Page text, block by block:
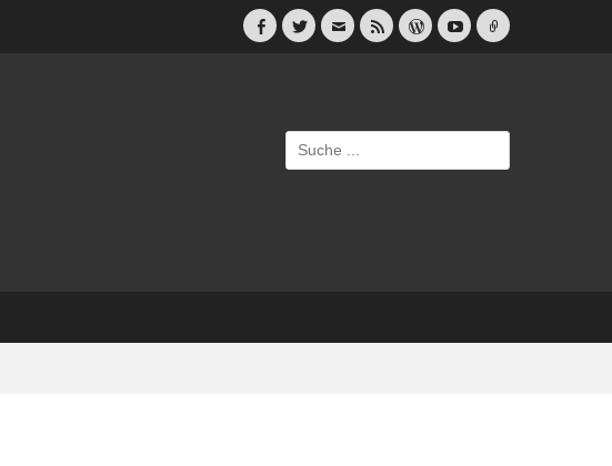
Facebook
Twitter
E-
Feed WordPress
YouTube
Link
Suche
nach: